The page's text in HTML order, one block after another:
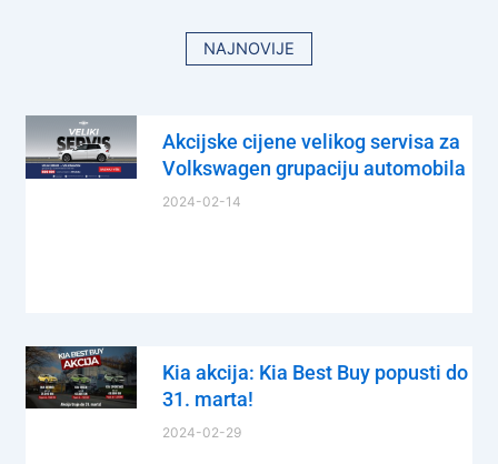
NAJNOVIJE
Akcijske cijene velikog servisa za
Volkswagen grupaciju automobila
2024-02-14
Kia akcija: Kia Best Buy popusti do
31. marta!
2024-02-29